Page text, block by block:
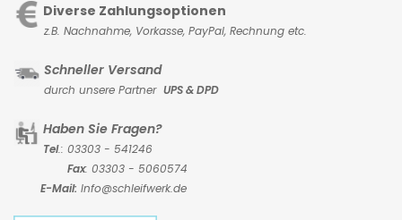
Diverse Zahlungsoptionen
z.B. Nachnahme, Vorkasse, PayPal, Rechnung etc.
Schneller Versand
durch unsere Partner UPS & DPD
Haben Sie Fragen?
Tel.: 03303 - 541246
Fax: 03303 - 5060574
E-Mail: Info@schleifwerk.de